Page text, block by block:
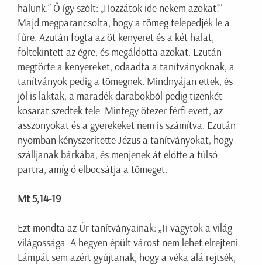
halunk.” Ő így szólt: „Hozzátok ide nekem azokat!”
Majd megparancsolta, hogy a tömeg telepedjék le a
fűre. Azután fogta az öt kenyeret és a két halat,
föltekintett az égre, és megáldotta azokat. Ezután
megtörte a kenyereket, odaadta a tanítványoknak, a
tanítványok pedig a tömegnek. Mindnyájan ettek, és
jól is laktak, a maradék darabokból pedig tizenkét
kosarat szedtek tele. Mintegy ötezer férfi evett, az
asszonyokat és a gyerekeket nem is számítva. Ezután
nyomban kényszerítette Jézus a tanítványokat, hogy
szálljanak bárkába, és menjenek át előtte a túlsó
partra, amíg ő elbocsátja a tömeget.
Mt 5,14-19
Ezt mondta az Úr tanítványainak: „Ti vagytok a világ
világossága. A hegyen épült várost nem lehet elrejteni.
Lámpát sem azért gyújtanak, hogy a véka alá rejtsék,